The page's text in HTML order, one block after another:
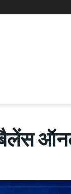
बैलेंस